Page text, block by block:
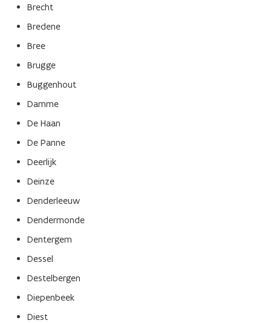
Brecht
Bredene
Bree
Brugge
Buggenhout
Damme
De Haan
De Panne
Deerlijk
Deinze
Denderleeuw
Dendermonde
Dentergem
Dessel
Destelbergen
Diepenbeek
Diest